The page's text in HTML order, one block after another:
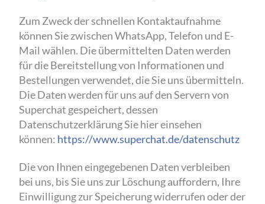
Zum Zweck der schnellen Kontaktaufnahme
können Sie zwischen WhatsApp, Telefon und E-
Mail wählen. Die übermittelten Daten werden
für die Bereitstellung von Informationen und
Bestellungen verwendet, die Sie uns übermitteln.
Die Daten werden für uns auf den Servern von
Superchat gespeichert, dessen
Datenschutzerklärung Sie hier einsehen
können: https://www.superchat.de/datenschutz
Die von Ihnen eingegebenen Daten verbleiben
bei uns, bis Sie uns zur Löschung auffordern, Ihre
Einwilligung zur Speicherung widerrufen oder der